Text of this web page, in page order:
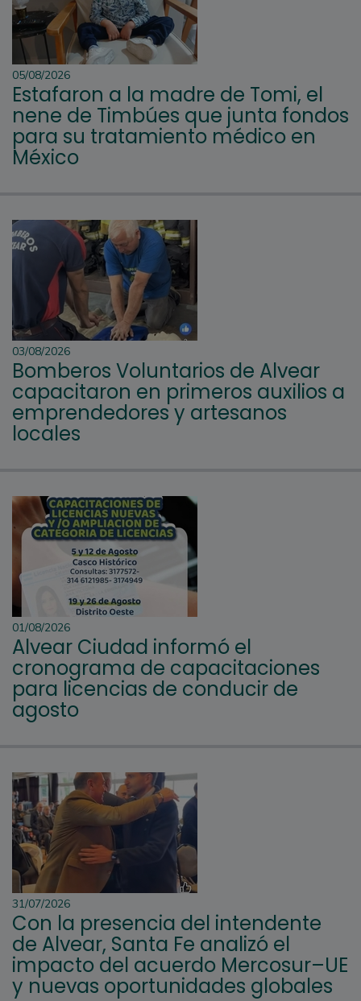
05/08/2026
Estafaron a la madre de Tomi, el
nene de Timbúes que junta fondos
para su tratamiento médico en
México
03/08/2026
Bomberos Voluntarios de Alvear
capacitaron en primeros auxilios a
emprendedores y artesanos
locales
01/08/2026
Alvear Ciudad informó el
cronograma de capacitaciones
para licencias de conducir de
agosto
31/07/2026
Con la presencia del intendente
de Alvear, Santa Fe analizó el
impacto del acuerdo Mercosur–UE
y nuevas oportunidades globales